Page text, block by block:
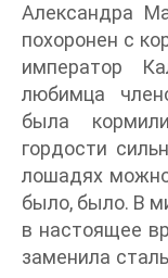
Александра
похоронен с
император
любимца
была
гордости
лошадях
было, было. В
в настоящее
заменила